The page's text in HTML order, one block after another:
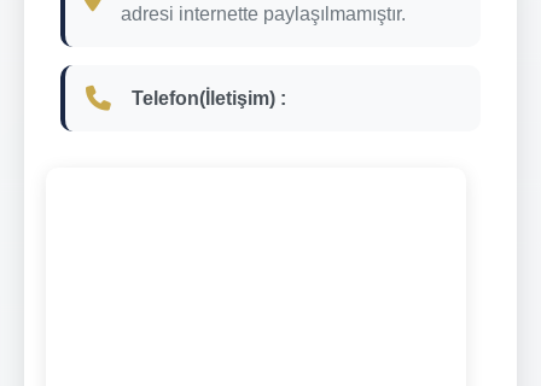
adresi internette paylaşılmamıştır.
Telefon(İletişim) :